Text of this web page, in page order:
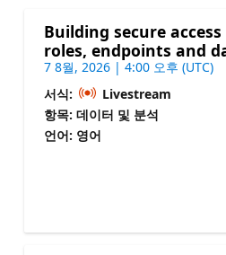
Building secure
roles, endpoints and
7 8월, 2026 | 4:00 오후 (UTC)
서식:
Livestream
항목: 데이터 및 분석
언어: 영어